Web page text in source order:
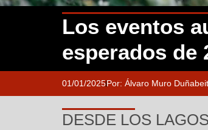
Los eventos
esperados de
01/01/2025Por: Álvaro Muro
DESDE LOS